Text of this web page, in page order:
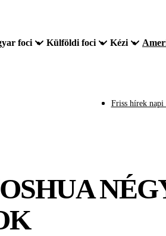
foci Külföldi foci Kézi
Friss hírek napi